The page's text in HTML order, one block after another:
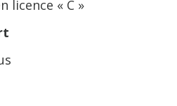
licence « C »